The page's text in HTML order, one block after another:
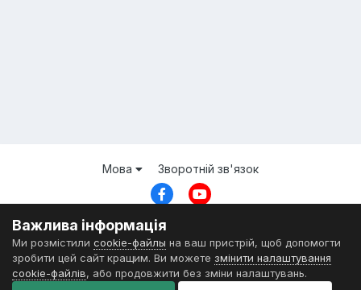
Мова Зворотній зв'язок
© ZDSimulator Team
Powered by Invision Community
Важлива інформація
Ми розмістили cookie-файлы на ваш пристрій, щоб допомогти
зробити цей сайт кращим. Ви можете змінити налаштування
cookie-файлів, або продовжити без зміни налаштувань.